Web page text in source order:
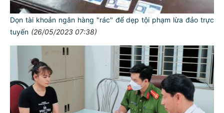
Dọn tài khoản ngân hàng "rác" để dẹp tội phạm lừa đảo trực
tuyến (26/05/2023 07:38)